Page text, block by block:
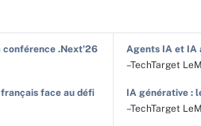
conférence .Next'26
Agents IA et IA
–TechTarget
face au défi
IA générative :
–TechTarget